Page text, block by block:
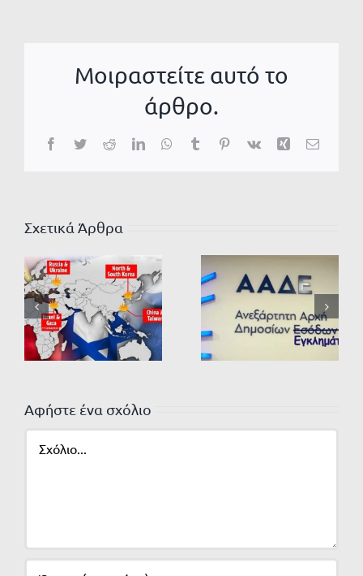
Μοιραστείτε αυτό το
άρθρο.
Facebook
TwitterRedditLinkedInWhatsApp
TumblrPinterest
Vk Xing Email
Σχετικά Άρθρα
Αφήστε ένα σχόλιο